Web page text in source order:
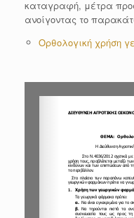
καταγραφή, μέτρα
ανοίγοντας το
Ορθολογική χρήση